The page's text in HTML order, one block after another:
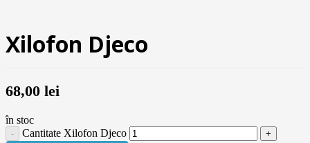
Xilofon Djeco
68,00 lei
în stoc
Cantitate Xilofon Djeco